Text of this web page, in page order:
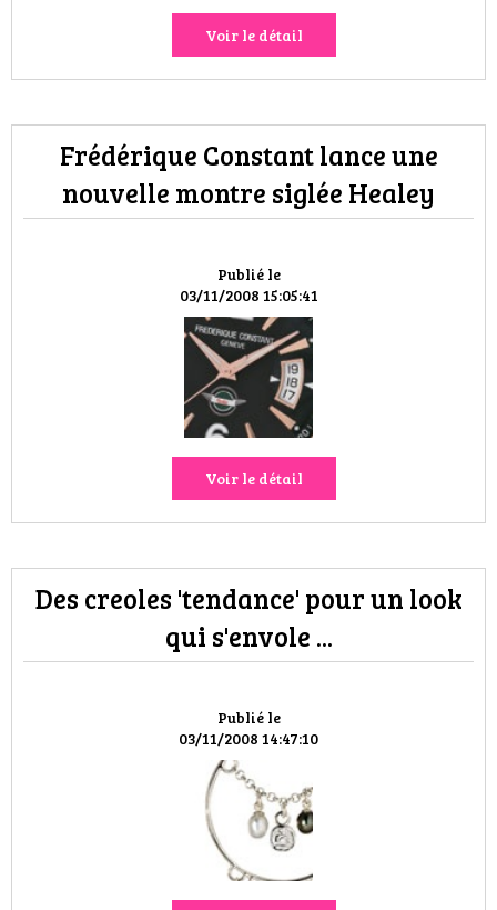
Voir le détail
Publié le
03/11/2008 15:05:41
Frédérique Constant lance une
nouvelle montre siglée Healey
Voir le détail
Publié le
03/11/2008 14:47:10
Des creoles 'tendance' pour un look
qui s'envole ...